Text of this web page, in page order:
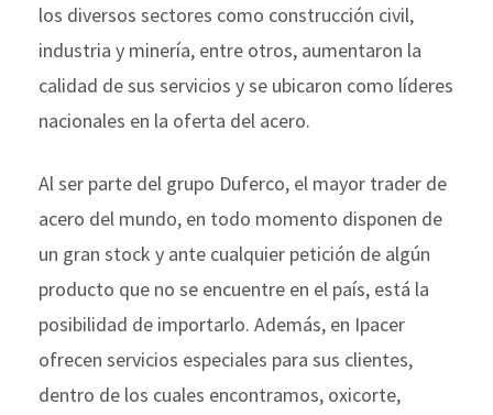
los diversos sectores como construcción civil,
industria y minería, entre otros, aumentaron la
calidad de sus servicios y se ubicaron como líderes
nacionales en la oferta del acero.
Al ser parte del grupo Duferco, el mayor trader de
acero del mundo, en todo momento disponen de
un gran stock y ante cualquier petición de algún
producto que no se encuentre en el país, está la
posibilidad de importarlo. Además, en Ipacer
ofrecen servicios especiales para sus clientes,
dentro de los cuales encontramos, oxicorte,